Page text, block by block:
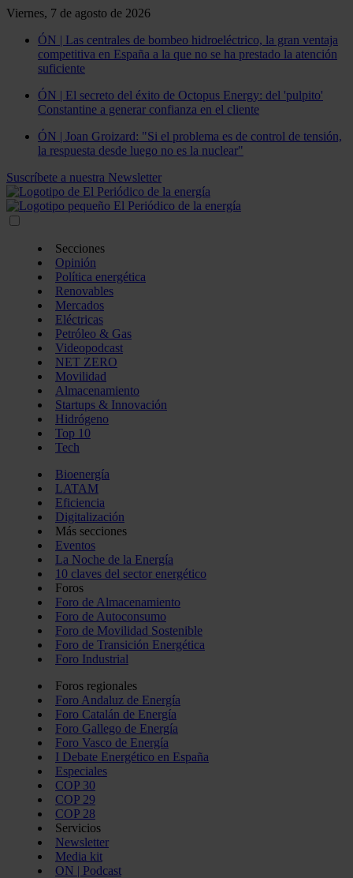
Viernes, 7 de agosto de 2026
ÓN | Las centrales de bombeo hidroeléctrico, la gran ventaja
competitiva en España a la que no se ha prestado la atención
suficiente
ÓN | El secreto del éxito de Octopus Energy: del 'pulpito'
Constantine a generar confianza en el cliente
ÓN | Joan Groizard: "Si el problema es de control de tensión,
la respuesta desde luego no es la nuclear"
Suscríbete a nuestra Newsletter
Secciones
Opinión
Política energética
Renovables
Mercados
Eléctricas
Petróleo & Gas
Videopodcast
NET ZERO
Movilidad
Almacenamiento
Startups & Innovación
Hidrógeno
Top 10
Tech
Bioenergía
LATAM
Eficiencia
Digitalización
Más secciones
Eventos
La Noche de la Energía
10 claves del sector energético
Foros
Foro de Almacenamiento
Foro de Autoconsumo
Foro de Movilidad Sostenible
Foro de Transición Energética
Foro Industrial
Foros regionales
Foro Andaluz de Energía
Foro Catalán de Energía
Foro Gallego de Energía
Foro Vasco de Energía
I Debate Energético en España
Especiales
COP 30
COP 29
COP 28
Servicios
Newsletter
Media kit
ON | Podcast